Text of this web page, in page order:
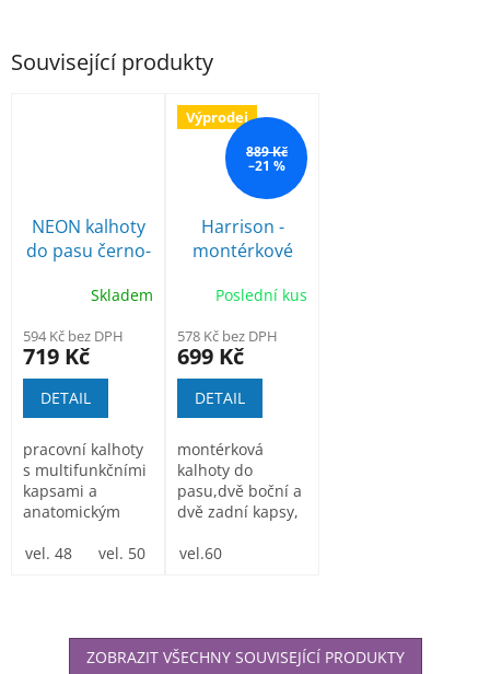
Související produkty
NEON kalhoty
do pasu černo-
Skladem
594 Kč bez DPH
719 Kč
DETAIL
pracovní kalhoty
s multifunkčními
kapsami a
anatomickým
propracovaná...
vel. 48 vel. 50 vel. 52
Výprodej
889 Kč
–21 %
Harrison -
montérkové
pasu
Poslední kus
578 Kč bez DPH
699 Kč
DETAIL
montérková
kalhoty do
pasu,dvě boční a
dvě zadní kapsy,
multifunkční...
vel.60
ZOBRAZIT VŠECHNY SOUVISEJÍCÍ PRODUKTY